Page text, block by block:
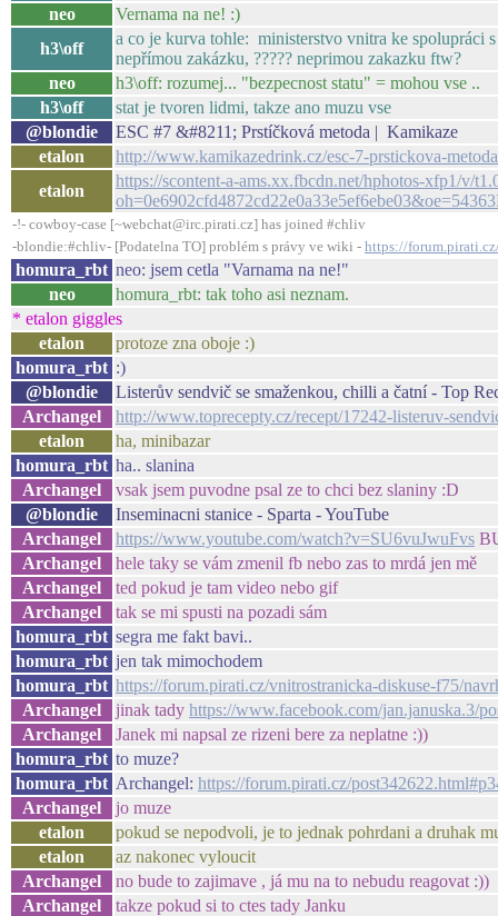
neo
Vernama na ne! :)
h3\off
a co je kurva tohle: ministerstvo vnitra ke spolupráci
nepřímou zakázku, ????? neprimou zakazku ftw?
neo
h3\off: rozumej... "bezpecnost statu" = mohou vse ..
h3\off
stat je tvoren lidmi, takze ano muzu vse
@blondie
ESC #7 &#8211; Prstíčková metoda | Kamikaze
etalon
http://www.kamikazedrink.cz/esc-7-prstickova-
etalon
https://scontent-a-ams.xx.fbcdn.net/hphotos-xfp1/v/
-!- cowboy-case [~webchat@irc.pirati.cz] has joined #chliv
-blondie:#chliv- [Podatelna TO] problém s právy ve wiki - https://
homura_rbt neo: jsem cetla "Varnama na ne!"
neo
homura_rbt: tak toho asi neznam.
* etalon giggles
etalon
protoze zna oboje :)
homura_rbt :)
@blondie
Listerův sendvič se smaženkou, chilli a čatní - Top
Archangel
http://www.toprecepty.cz/recept/17242-listeruv-
etalon
ha, minibazar
homura_rbt ha.. slanina
Archangel
vsak jsem puvodne psal ze to chci bez slaniny :D
@blondie
Inseminacni stanice - Sparta - YouTube
Archangel
https://www.youtube.com/watch?v=SU6vuJwuFvs
Archangel
hele taky se vám zmenil fb nebo zas to mrdá jen mě
Archangel
ted pokud je tam video nebo gif
Archangel
tak se mi spusti na pozadi sám
homura_rbt segra me fakt bavi..
homura_rbt jen tak mimochodem
homura_rbt https://forum.pirati.cz/vnitrostranicka-diskuse-f75/
Archangel
jinak tady https://www.facebook.com/jan.januska.3/
Archangel
Janek mi napsal ze rizeni bere za neplatne :))
homura_rbt to muze?
homura_rbt Archangel: https://forum.pirati.cz/
Archangel
jo muze
etalon
pokud se nepodvoli, je to jednak pohrdani a druhak
etalon
az nakonec vyloucit
Archangel
no bude to zajimave , já mu na to nebudu reagovat :))
Archangel
takze pokud si to ctes tady Janku